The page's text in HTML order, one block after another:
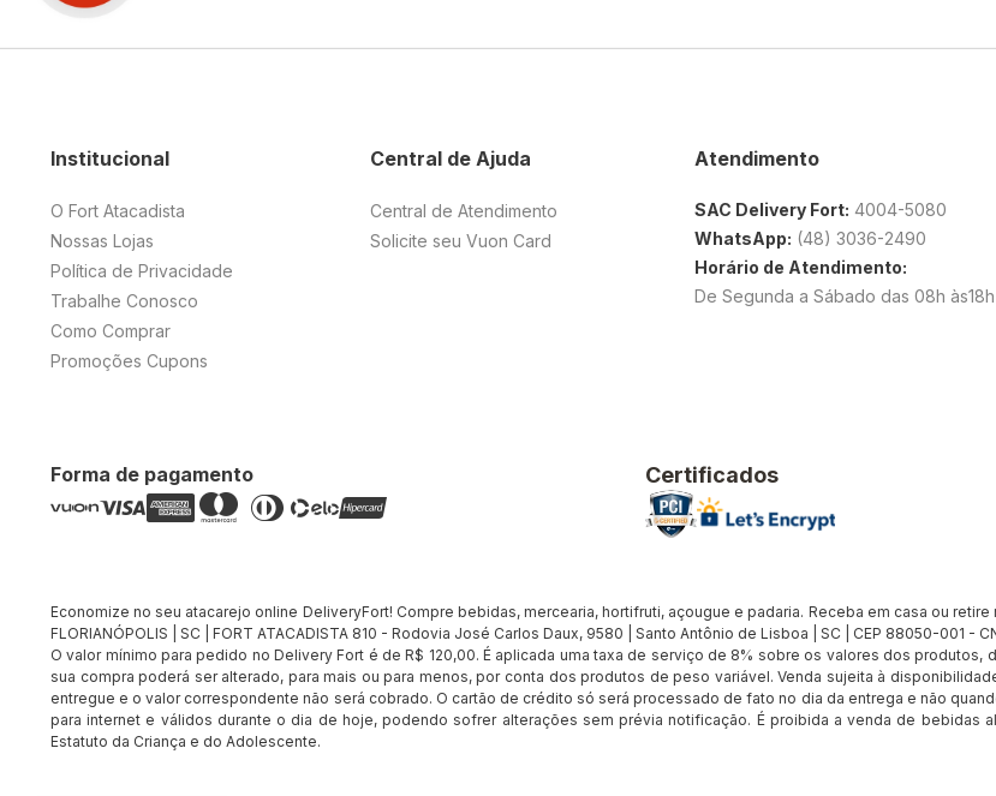
Central de Ajuda
Central de Atendimento
Solicite seu Vuon Card
Institucional
O Fort Atacadista
Nossas Lojas
Política de Privacidade
Trabalhe Conosco
Como Comprar
Promoções Cupons
Atendimento
SAC Delivery Fort: 4004-5080
WhatsApp: (48) 3036-2490
Horário de Atendimento:
De Segunda a Sábado das 08h às18h
Forma de pagamento Certificados
Economize no seu atacarejo online DeliveryFort! Compre bebidas, mercearia, hortifruti, açougue e padaria. Receba em casa ou
FLORIANÓPOLIS | SC | FORT ATACADISTA 810 - Rodovia José Carlos Daux, 9580 | Santo Antônio de Lisboa | SC | CEP 88050-001
O valor mínimo para pedido no Delivery Fort é de R$ 120,00. É aplicada uma taxa de serviço de 8% sobre os valores dos
sua compra poderá ser alterado, para mais ou para menos, por conta dos produtos de peso variável. Venda sujeita à
entregue e o valor correspondente não será cobrado. O cartão de crédito só será processado de fato no dia da entrega e não
para internet e válidos durante o dia de hoje, podendo sofrer alterações sem prévia notificação. É proibida a venda de bebidas
Estatuto da Criança e do Adolescente.